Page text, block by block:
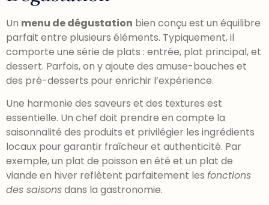
Un menu de dégustation bien conçu est un équilibre
parfait entre plusieurs éléments. Typiquement, il
comporte une série de plats : entrée, plat principal, et
dessert. Parfois, on y ajoute des amuse-bouches et
des pré-desserts pour enrichir l’expérience.
Une harmonie des saveurs et des textures est
essentielle. Un chef doit prendre en compte la
saisonnalité des produits et privilégier les ingrédients
locaux pour garantir fraîcheur et authenticité. Par
exemple, un plat de poisson en été et un plat de
viande en hiver reflètent parfaitement les fonctions
des saisonsdans la gastronomie.